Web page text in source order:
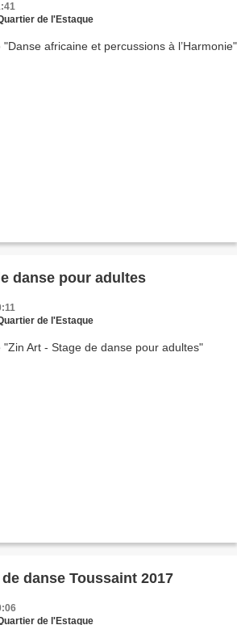
de l'Estaque
danse pour adultes
de l'Estaque
danse Toussaint 2017
de l'Estaque